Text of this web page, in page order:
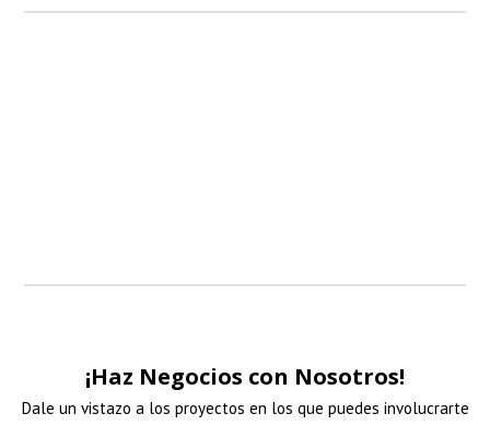
¡Haz Negocios con Nosotros!
Dale un vistazo a los proyectos en los que puedes involucrarte